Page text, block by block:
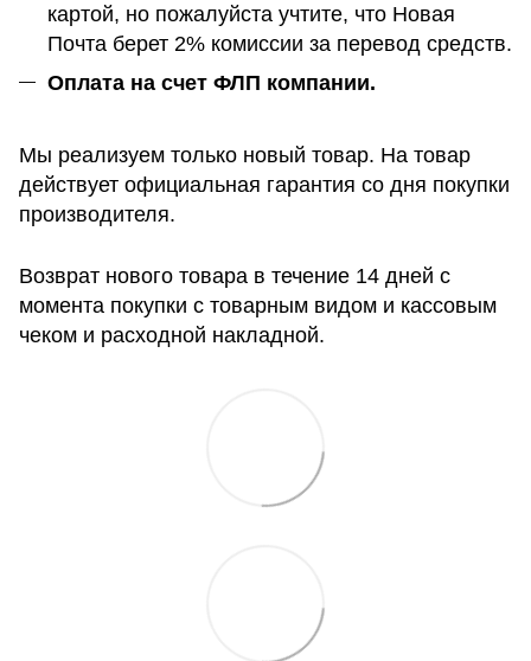
картой, но пожалуйста учтите, что Новая
Почта берет 2% комиссии за перевод средств.
Оплата на счет ФЛП компании.
Мы реализуем только новый товар. На товар
действует официальная гарантия со дня покупки
производителя.
Возврат нового товара в течение 14 дней с
момента покупки с товарным видом и кассовым
чеком и расходной накладной.